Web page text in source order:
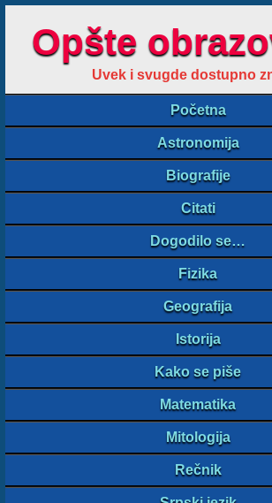
Opšte
Uvek i svugde dostupno
Početna
Astronomija
Biografije
Citati
Dogodilo se…
Fizika
Geografija
Istorija
Kako se piše
Matematika
Mitologija
Rečnik